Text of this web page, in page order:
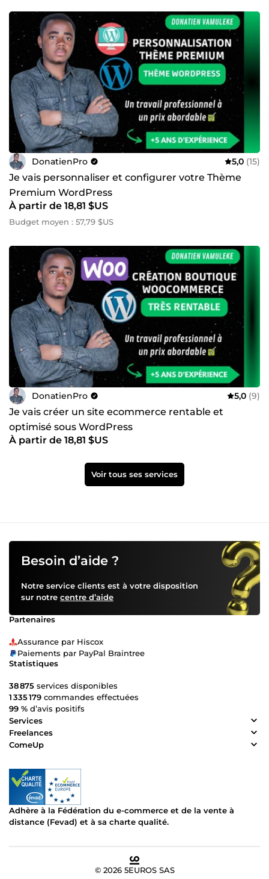
DonatienPro 5,0 (15)
Je vais personnaliser et configurer votre Thème
Premium WordPress
À partir de 18,81 $US
Budget moyen : 57,79 $US
DonatienPro 5,0 (9)
Je vais créer un site ecommerce rentable et
optimisé sous WordPress
À partir de 18,81 $US
Voir tous ses services
Besoin d’aide ?
Notre service clients est à votre disposition
sur notre centre d’aide
Partenaires
Assurance par Hiscox
Paiements par PayPal Braintree
Statistiques
38 875 services disponibles
1 335 179 commandes effectuées
99 % d’avis positifs
Services
Freelances
ComeUp
Adhère à la Fédération du e-commerce et de la vente à
distance (Fevad) et à sa charte qualité.
© 2026 5EUROS SAS